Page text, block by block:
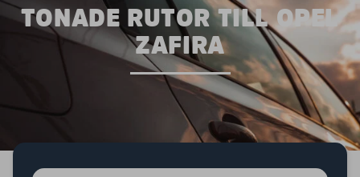
TONADE RUTOR TILL OPEL
ZAFIRA